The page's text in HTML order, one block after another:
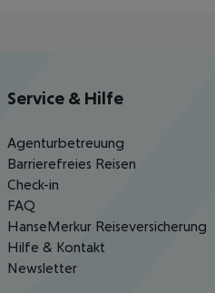
Service & Hilfe
Agenturbetreuung
Barrierefreies Reisen
Check-in
FAQ
HanseMerkur Reiseversicherung
Hilfe & Kontakt
Newsletter